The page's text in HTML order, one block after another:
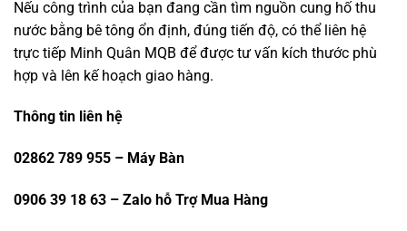
Nếu công trình của bạn đang cần tìm nguồn cung hố thu
nước bằng bê tông ổn định, đúng tiến độ, có thể liên hệ
trực tiếp Minh Quân MQB để được tư vấn kích thước phù
hợp và lên kế hoạch giao hàng.
Thông tin liên hệ
02862 789 955 – Máy Bàn
0906 39 18 63 – Zalo hỗ Trợ Mua Hàng